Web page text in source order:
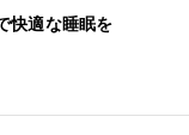
快適な睡眠を